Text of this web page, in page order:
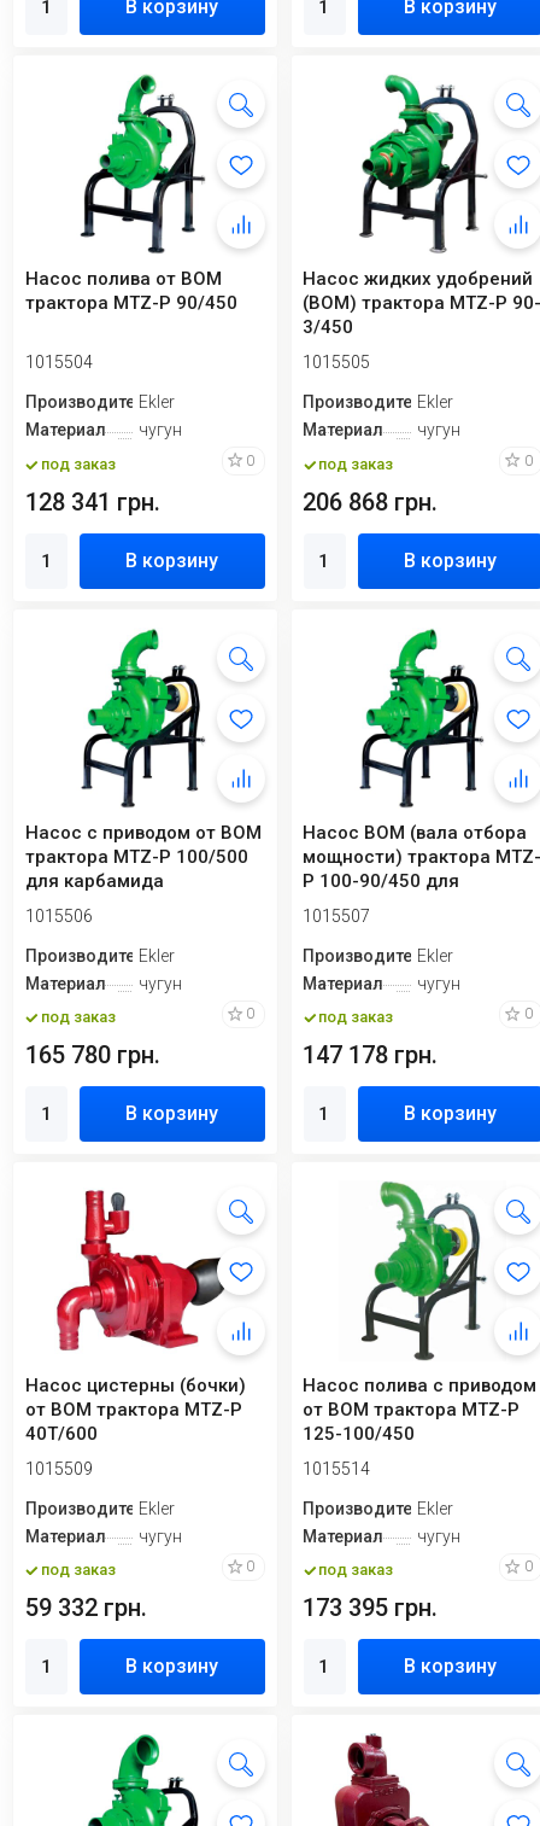
В корзину В корзину
Насос полива от ВОМ
трактора MTZ-P 90/450
1015504
ПроизводительEkler
Материал
чугун
под заказ 0
128 341 грн.
В корзину
Насос жидких удобрений
(ВОМ) трактора MTZ-P
3/450
1015505
ПроизводительEkler
Материал
чугун
под заказ 0
206 868 грн.
В корзину
Насос с приводом от ВОМ
трактора MTZ-P 100/500
для карбамида
1015506
ПроизводительEkler
Материал
чугун
под заказ 0
165 780 грн.
В корзину
Насос ВОМ (вала отбора
мощности) трактора
P 100-90/450 для
орошения
1015507
ПроизводительEkler
Материал
чугун
под заказ 0
147 178 грн.
В корзину
Насос цистерны (бочки)
от ВОМ трактора MTZ-P
40T/600
1015509
ПроизводительEkler
Материал
чугун
под заказ 0
59 332 грн.
В корзину
Насос полива с приводом
от ВОМ трактора MTZ-P
125-100/450
1015514
ПроизводительEkler
Материал
чугун
под заказ 0
173 395 грн.
В корзину